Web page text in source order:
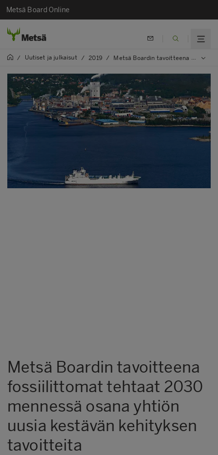
Metsä Board Online
/ Uutiset ja julkaisut / 2019 / Metsä Boardin tavoitteena fossiilittomat tehtaat 2030 mennessä osana yhtiön uusia kestävän kehityksen tavoitteita
Metsä Boardin tavoitteena
fossiilittomat tehtaat 2030
mennessä osana yhtiön
uusia kestävän kehityksen
tavoitteita